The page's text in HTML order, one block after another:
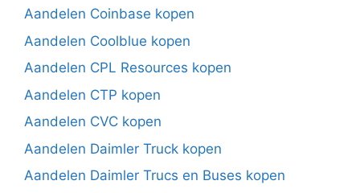
Aandelen Coinbase kopen
Aandelen Coolblue kopen
Aandelen CPL Resources kopen
Aandelen CTP kopen
Aandelen CVC kopen
Aandelen Daimler Truck kopen
Aandelen Daimler Trucs en Buses kopen